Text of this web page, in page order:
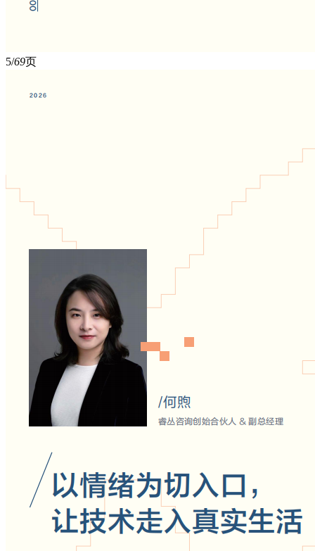
5/69页